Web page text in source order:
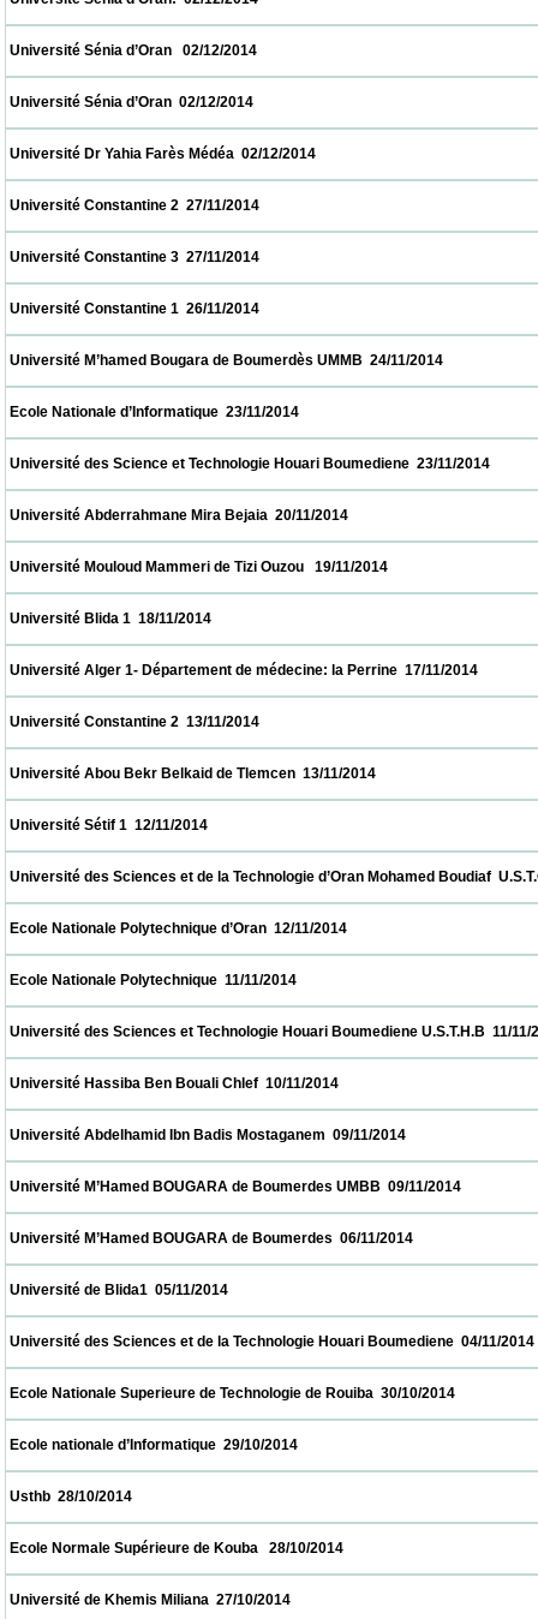
Université Sénia d’Oran   02/12/2014
Université Sénia d’Oran  02/12/2014
Université Dr Yahia Farès Médéa  02/12/2014
Université Constantine 2  27/11/2014
Université Constantine 3  27/11/2014
Université Constantine 1  26/11/2014
Université M’hamed Bougara de Boumerdès UMMB  24/11/
Ecole Nationale d’Informatique  23/11/2014
Université des Science et Technologie Houari Boumediene  23/
Université Abderrahmane Mira Bejaia  20/11/2014
Université Mouloud Mammeri de Tizi Ouzou   19/11/2014
Université Blida 1  18/11/2014
Université Alger 1- Département de médecine: la Perrine  17/
Université Constantine 2  13/11/2014
Université Abou Bekr Belkaid de Tlemcen  13/11/2014
Université Sétif 1  12/11/2014
Université des Sciences et de la Technologie d’Oran Mohamed
Ecole Nationale Polytechnique d’Oran  12/11/2014
Ecole Nationale Polytechnique  11/11/2014
Université des Sciences et Technologie Houari Boumediene
Université Hassiba Ben Bouali Chlef  10/11/2014
Université Abdelhamid Ibn Badis Mostaganem  09/11/2014
Université M’Hamed BOUGARA de Boumerdes UMBB  09/11/
Université M’Hamed BOUGARA de Boumerdes  06/11/2014
Université de Blida1  05/11/2014
Université des Sciences et de la Technologie Houari
Ecole Nationale Superieure de Technologie de Rouiba  30/10/
Ecole nationale d’Informatique  29/10/2014
Usthb  28/10/2014
Ecole Normale Supérieure de Kouba   28/10/2014
Université de Khemis Miliana  27/10/2014